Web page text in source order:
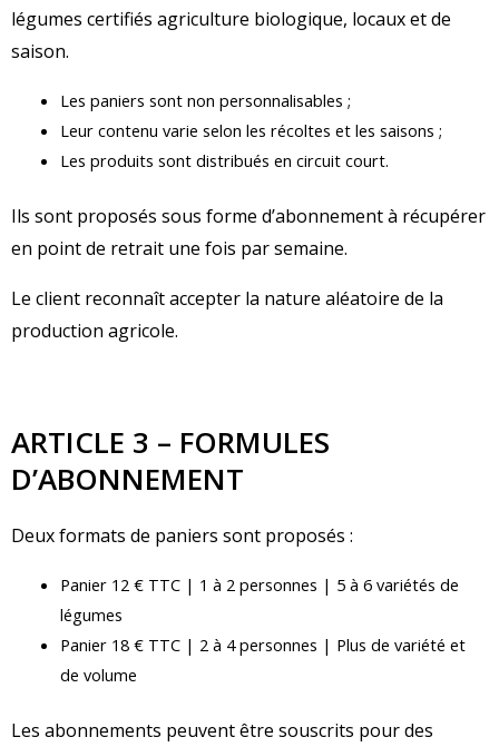
légumes certifiés agriculture biologique, locaux et de
saison.
Les paniers sont non personnalisables ;
Leur contenu varie selon les récoltes et les saisons ;
Les produits sont distribués en circuit court.
Ils sont proposés sous forme d’abonnement à récupérer
en point de retrait une fois par semaine.
Le client reconnaît accepter la nature aléatoire de la
production agricole.
ARTICLE 3 – FORMULES
D’ABONNEMENT
Deux formats de paniers sont proposés :
Panier 12 € TTC | 1 à 2 personnes | 5 à 6 variétés de
légumes
Panier 18 € TTC | 2 à 4 personnes | Plus de variété et
de volume
Les abonnements peuvent être souscrits pour des